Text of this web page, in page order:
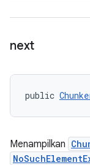
next
public
Menampilkan